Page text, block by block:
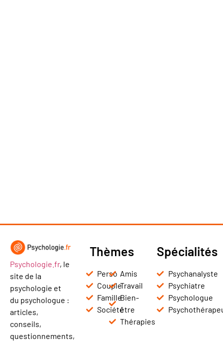
Psychologie.fr, le
site de la
psychologie et
du psychologue :
articles,
conseils,
questionnements,
Thèmes
Perso
Couple
Famille
Société
Amis
Travail
Bien-
être
Thérapies
Spécialités
Psychanalyste
Psychiatre
Psychologue